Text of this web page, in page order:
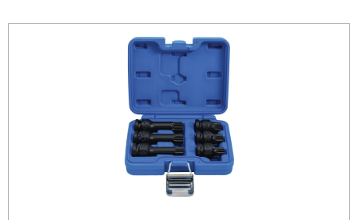
Anwendung Innenvierkant-Antrieb 12,5 mm (1/2 Zoll) mit
Innenvielzahn-Profil (XZN) Geeignet für Hand- und
Schlagschrauberbetrieb Sichere Fixierung durch
Aufnahme für Arretierstift und Gummiring Lieferumfang:
Kraft-Bit-Einsatz (40 mm): M12, M14, M16, M18 Kraft-Bit-
Einsatz (75 mm): M12, M14, M16, M18